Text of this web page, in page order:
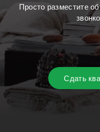
Просто разместите
Сдать